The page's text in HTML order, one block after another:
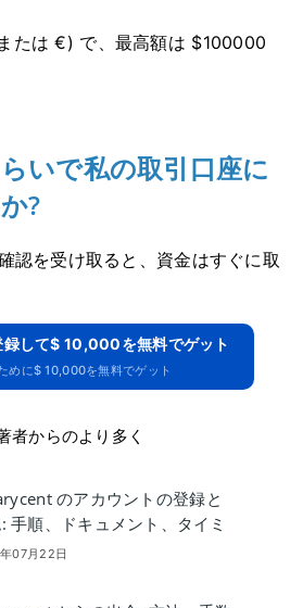
たは €) で、最高額は $100000
いで私の取引口座に
?
認を受け取ると、資金はすぐに取
して$ 10,000を無料でゲット
めに$ 10,000を無料でゲット
者からのより多く
のアカウントの登録と
手順、ドキュメント、タイミ
07月22日